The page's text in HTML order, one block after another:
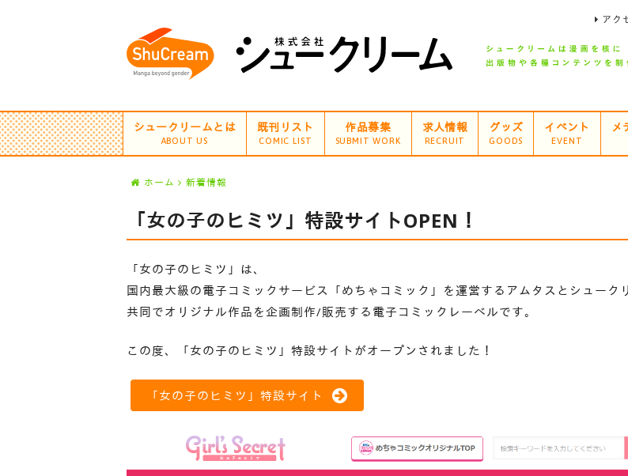
アク
シュークリームとは
ABOUT US
既刊リスト
COMIC LIST
作品募集
SUBMIT WORK
求人情報
RECRUIT
グッズ
GOODS
イベント
EVENT
メ
ホーム 新着情報
「女の子のヒミツ」特設サイトOPEN！
「女の子のヒミツ」は、
国内最大級の電子コミックサービス「めちゃコミック」を運営するアムタスとシューク
共同でオリジナル作品を企画制作/販売する電子コミックレーベルです。
この度、「女の子のヒミツ」特設サイトがオープンされました！
「女の子のヒミツ」特設サイト